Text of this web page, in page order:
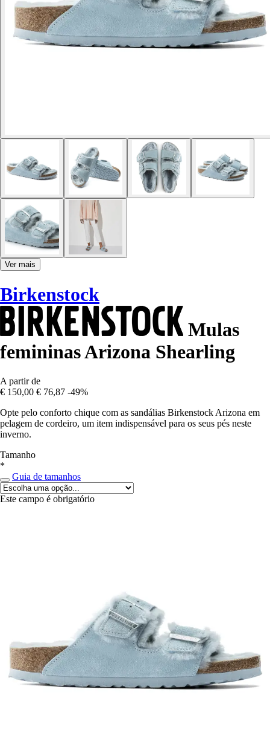
Ver mais
Birkenstock
Mulas
femininas Arizona Shearling
A partir de
€ 150,00 € 76,87 -49%
Opte pelo conforto chique com as sandálias Birkenstock Arizona em
pelagem de cordeiro, um item indispensável para os seus pés neste
inverno.
Tamanho
*
Guia de tamanhos
Este campo é obrigatório